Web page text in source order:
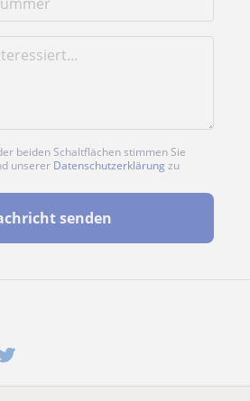
beiden Schaltflächen stimmen Sie
unserer Datenschutzerklärung zu
senden